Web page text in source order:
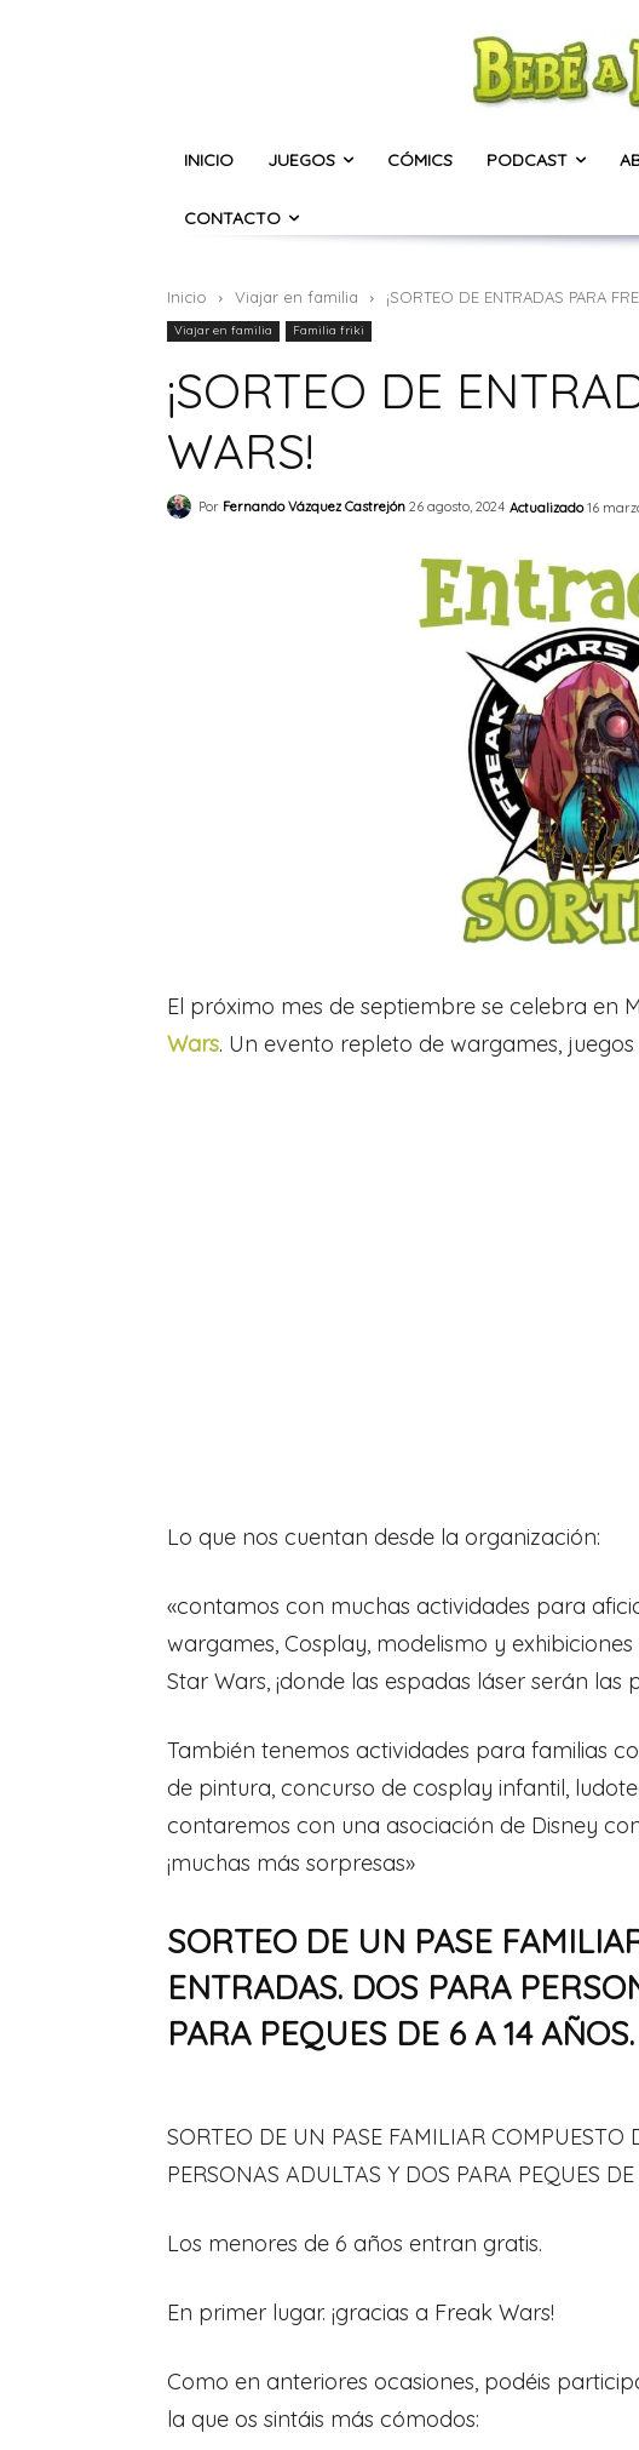
INICIO JUEGOS CÓMICS PODCAST
CONTACTO
Inicio Viajar en familia ¡SORTEO DE ENTRADAS PARA
Viajar en familia Familia friki
¡SORTEO DE
WARS!
Por Fernando Vázquez Castrejón 26 agosto, 2024 Actualizado 16
El próximo mes de septiembre se celebra en
Wars. Un evento repleto de wargames,
Lo que nos cuentan desde la organización:
«contamos con muchas actividades para
wargames, Cosplay, modelismo y
Star Wars, ¡donde las espadas láser serán las
También tenemos actividades para familias
de pintura, concurso de cosplay infantil,
contaremos con una asociación de Disney
¡muchas más sorpresas»
SORTEO DE UN PASE
ENTRADAS. DOS PARA
PARA PEQUES DE 6 A 14 AÑOS.
SORTEO DE UN PASE FAMILIAR COMPUESTO
PERSONAS ADULTAS Y DOS PARA PEQUES
Los menores de 6 años entran gratis.
En primer lugar. ¡gracias a Freak Wars!
Como en anteriores ocasiones, podéis
la que os sintáis más cómodos: